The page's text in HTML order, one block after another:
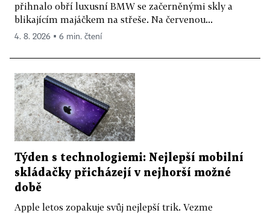
přihnalo obří luxusní BMW se začerněnými skly a
blikajícím majáčkem na střeše. Na červenou...
4. 8. 2026 ▪ 6 min. čtení
Týden s technologiemi: Nejlepší mobilní
skládačky přicházejí v nejhorší možné
době
Apple letos zopakuje svůj nejlepší trik. Vezme